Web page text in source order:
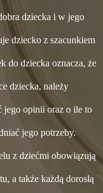
dziecka i w jego
dziecko z szacunkiem
do dziecka oznacza, że
dziecka, należy
jego opinii oraz o ile to
jego potrzeby.
z dziećmi obowiązują
a także każdą dorosłą